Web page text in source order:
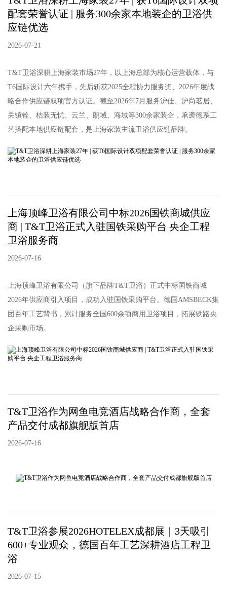
配套荣誉认证 | 服务300余家本地装企的卫浴供
应链优选
2026-07-21
T&T卫浴深耕上海家装市场27年，以上海总部为核心运营载体，与
T6国际设计六年携手，先后斩获2025全程协力服务奖、2026年度战
略合作供应链双项官方认证。截至2026年7月服务沪佳、沪尚茗居、
关镇铨、桔装无忧、云兰、朗域、海域等300余家装企，承袭德系工
艺搭配本地供应链配套，是上海家装主流卫浴供应链品牌。
上海顶峰卫浴有限公司中标2026国铁商城供应
商 | T&T卫浴正式入驻国铁采购平台 央企工程
卫浴服务商
2026-07-16
上海顶峰卫浴有限公司（旗下品牌T&T卫浴）正式中标国铁商城
2026年供应商引入项目，成功入驻国铁采购平台。德国AMSBECK集
团百年工艺背书，累计服务全国600余项商用卫浴项目，拓展铁路央
企采购市场。
T&T卫浴作为网鱼电竞酒店战略合作商，全套
产品交付成都旗舰版首店
2026-07-16
T&T卫浴参展2026HOTELEX成都展｜3天吸引
600+专业观众，德国百年工艺深耕酒店工程卫
浴
2026-07-15